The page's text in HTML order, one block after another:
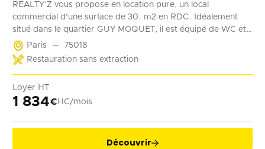
REALTY'Z vous propose en location pure, un local
commercial d'une surface de 30. m2 en RDC. Idéalement
situé dans le quartier GUY MOQUET, il est équipé de WC et
d'un point d'eau. Il convient parfaitement à une activité de
coffee shop, barber, alimentation ...
Paris
75018
Restauration sans extraction
Loyer HT
1 834€ HC/mois
Découvrir